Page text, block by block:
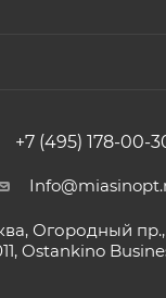
+7 (495) 178-00-
Огородный пр.,
Ostankino